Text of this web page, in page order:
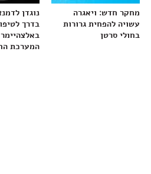
מחקר חדש: ויאגרה
עשויה להפחית גרורות
בחולי סרטן
נוגדן
בדרך
המערכת